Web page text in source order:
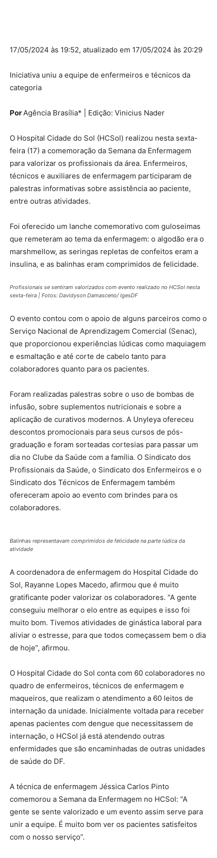
17/05/2024 às 19:52, atualizado em 17/05/2024 às 20:29
Iniciativa uniu a equipe de enfermeiros e técnicos da
categoria
PorAgência Brasília* | Edição: Vinicius Nader
O Hospital Cidade do Sol (HCSol) realizou nesta sexta-
feira (17) a comemoração da Semana da Enfermagem
para valorizar os profissionais da área. Enfermeiros,
técnicos e auxiliares de enfermagem participaram de
palestras informativas sobre assistência ao paciente,
entre outras atividades.
Foi oferecido um lanche comemorativo com guloseimas
que remeteram ao tema da enfermagem: o algodão era o
marshmellow, as seringas repletas de confeitos eram a
insulina, e as balinhas eram comprimidos de felicidade.
Profissionais se sentiram valorizados com evento realizado no HCSol nesta
sexta-feira | Fotos: Davidyson Damasceno/ IgesDF
O evento contou com o apoio de alguns parceiros como o
Serviço Nacional de Aprendizagem Comercial (Senac),
que proporcionou experiências lúdicas como maquiagem
e esmaltação e até corte de cabelo tanto para
colaboradores quanto para os pacientes.
Foram realizadas palestras sobre o uso de bombas de
infusão, sobre suplementos nutricionais e sobre a
aplicação de curativos modernos. A Unyleya ofereceu
descontos promocionais para seus cursos de pós-
graduação e foram sorteadas cortesias para passar um
dia no Clube da Saúde com a família. O Sindicato dos
Profissionais da Saúde, o Sindicato dos Enfermeiros e o
Sindicato dos Técnicos de Enfermagem também
ofereceram apoio ao evento com brindes para os
colaboradores.
Balinhas representavam comprimidos de felicidade na parte lúdica da
atividade
A coordenadora de enfermagem do Hospital Cidade do
Sol, Rayanne Lopes Macedo, afirmou que é muito
gratificante poder valorizar os colaboradores. “A gente
conseguiu melhorar o elo entre as equipes e isso foi
muito bom. Tivemos atividades de ginástica laboral para
aliviar o estresse, para que todos começassem bem o dia
de hoje”, afirmou.
O Hospital Cidade do Sol conta com 60 colaboradores no
quadro de enfermeiros, técnicos de enfermagem e
maqueiros, que realizam o atendimento a 60 leitos de
internação da unidade. Inicialmente voltada para receber
apenas pacientes com dengue que necessitassem de
internação, o HCSol já está atendendo outras
enfermidades que são encaminhadas de outras unidades
de saúde do DF.
A técnica de enfermagem Jéssica Carlos Pinto
comemorou a Semana da Enfermagem no HCSol: “A
gente se sente valorizado e um evento assim serve para
unir a equipe. É muito bom ver os pacientes satisfeitos
com o nosso serviço”.